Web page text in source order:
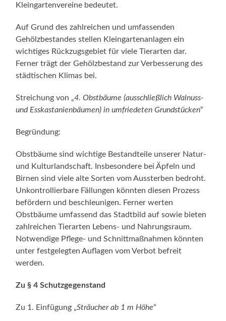
Kleingartenvereine bedeutet.
Auf Grund des zahlreichen und umfassenden
Gehölzbestandes stellen Kleingartenanlagen ein
wichtiges Rückzugsgebiet für viele Tierarten dar.
Ferner trägt der Gehölzbestand zur Verbesserung des
städtischen Klimas bei.
Streichung von „4. Obstbäume (ausschließlich Walnuss-
und Esskastanienbäumen) in umfriedeten Grundstücken“
Begründung:
Obstbäume sind wichtige Bestandteile unserer Natur-
und Kulturlandschaft. Insbesondere bei Äpfeln und
Birnen sind viele alte Sorten vom Aussterben bedroht.
Unkontrollierbare Fällungen könnten diesen Prozess
befördern und beschleunigen. Ferner werten
Obstbäume umfassend das Stadtbild auf sowie bieten
zahlreichen Tierarten Lebens- und Nahrungsraum.
Notwendige Pflege- und Schnittmaßnahmen könnten
unter festgelegten Auflagen vom Verbot befreit
werden.
Zu § 4 Schutzgegenstand
Zu 1. Einfügung „Sträucher ab 1 m Höhe“